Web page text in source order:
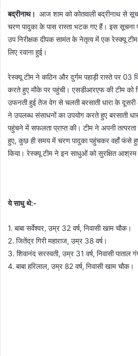
बद्रीनाथ। आज शाम को कोतवाली बद्रीनाथ से
चरण पादुका के पास रास्ता भटक गए हैं। इस सूचना
उप निरीक्षक दीपक सामंत के नेतृत्व में एक रेस्क्यू
लिए रवाना हुई।
रेस्क्यू टीम ने कठिन और दुर्गम पहाड़ी रास्ते पर 03
करते हुए मौके पर पहुंची। एसडीआरएफ की टीम को
उफनती हुई तेज वेग से चलती बरसाती धारा के
ने उपलब्ध संसाधनों का उपयोग करते हुए बरसाती
पहुंचने में सफलता प्राप्त की। टीम ने अपनी
हुए, कुछ ही समय में चरण पादुका पहुंचकर वहाँ फंसे
किया। रेस्क्यू टीम ने इन साधुओं को सुरक्षित आश्रम
ये साधु थे:-
1. बाबा सर्वेश्वर, उम्र 32 वर्ष, निवासी खाम चौक।
2. जितेंद्र गिरी महाराज, उम्र 38 वर्ष।
3. शिवानंद सरस्वती, उम्र 31 वर्ष, निवासी पाताल
4. बाबा हरिलाल, उम्र 82 वर्ष, निवासी खाम चौक।